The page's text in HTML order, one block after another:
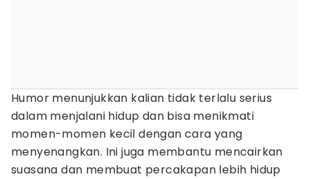
Humor menunjukkan kalian tidak terlalu serius
dalam menjalani hidup dan bisa menikmati
momen-momen kecil dengan cara yang
menyenangkan. Ini juga membantu mencairkan
suasana dan membuat percakapan lebih hidup